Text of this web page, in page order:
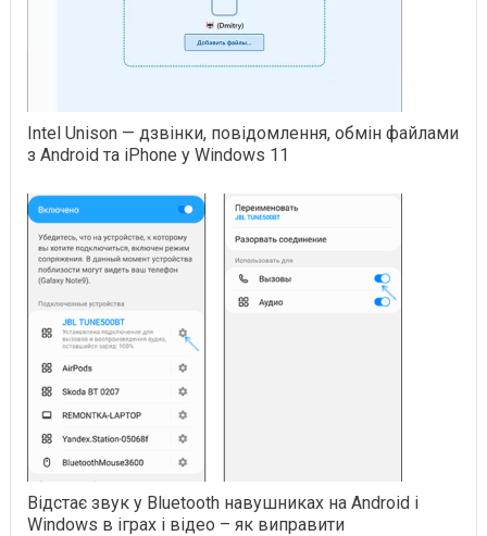
Intel Unison — дзвінки, повідомлення, обмін файлами
з Android та iPhone у Windows 11
Відстає звук у Bluetooth навушниках на Android і
Windows в іграх і відео – як виправити